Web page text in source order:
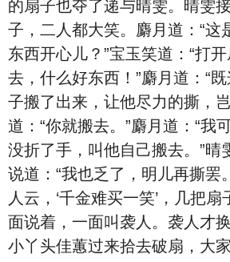
的扇子也夺了递与晴雯。晴雯
子，二人都大笑。麝月道：“这
东西开心儿？”宝玉笑道：“打
去，什么好东西！”麝月道：“
子搬了出来，让他尽力的撕，
道：“你就搬去。”麝月道：“我
没折了手，叫他自己搬去。”晴
说道：“我也乏了，明儿再撕罢
人云，‘千金难买一笑’，几把
面说着，一面叫袭人。袭人才
小丫头佳蕙过来拾去破扇，大